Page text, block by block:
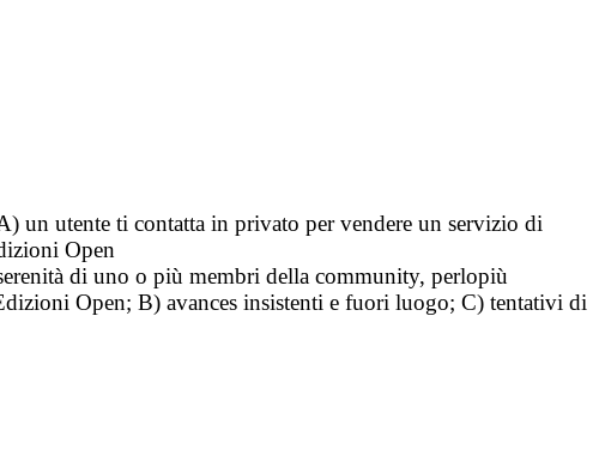
un utente ti contatta in privato per vendere un servizio di
Open
di uno o più membri della community, perlopiù
Open; B) avances insistenti e fuori luogo; C) tentativi di